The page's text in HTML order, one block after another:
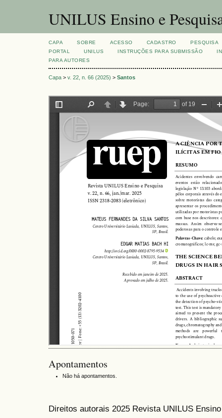
UNILUS Ensino e
CAPA SOBRE ACESSO CADASTRO
PESQUISA
PORTAL
UNILUS INSTRUÇÕES PARA SUBMISSÃO
PARA AUTORES
Capa > v. 22, n. 66 (2025) > Santos
Apontamentos
Não há apontamentos.
Direitos autorais 2025 Revista UNILUS